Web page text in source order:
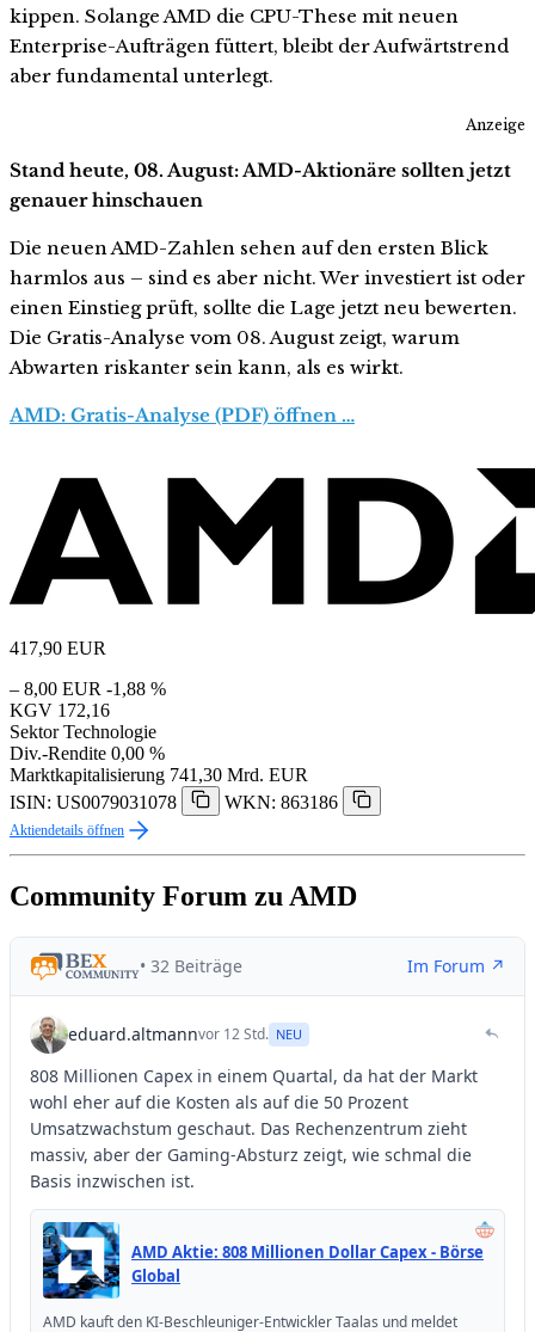
kippen. Solange AMD die CPU-These mit neuen
Enterprise-Aufträgen füttert, bleibt der Aufwärtstrend
aber fundamental unterlegt.
Anzeige
Stand heute, 08. August: AMD-Aktionäre sollten jetzt
genauer hinschauen
Die neuen AMD-Zahlen sehen auf den ersten Blick
harmlos aus – sind es aber nicht. Wer investiert ist oder
einen Einstieg prüft, sollte die Lage jetzt neu bewerten.
Die Gratis-Analyse vom 08. August zeigt, warum
Abwarten riskanter sein kann, als es wirkt.
AMD: Gratis-Analyse (PDF) öffnen …
417,90 EUR
– 8,00 EUR -1,88 %
KGV 172,16
Sektor Technologie
Div.-Rendite 0,00 %
Marktkapitalisierung 741,30 Mrd. EUR
ISIN: US0079031078
WKN: 863186
Aktiendetails öffnen
Community Forum zu AMD